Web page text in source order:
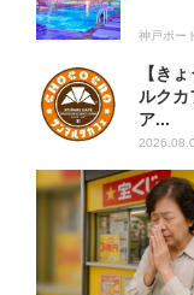
神戸ポー
【き
ルクカ
ア...